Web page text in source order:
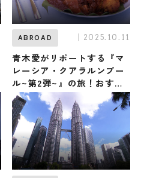
ABROAD | 2025.10.11
青木愛がリポートする『マ
レーシア・クアラルンプー
ル~第2弾~』の旅！おすす
め観光スポットやグルメを
紹介 2025年10月11日放送